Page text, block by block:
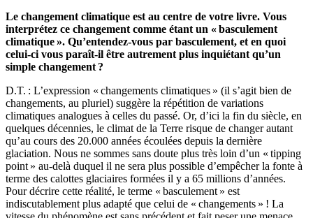
Le changement climatique est au centre de votre livre. Vous
interprétez ce changement comme étant un « basculement
climatique ». Qu’entendez-vous par basculement, et en quoi
celui-ci vous paraît-il être autrement plus inquiétant qu’un
simple changement ?
D.T. : L’expression « changements climatiques » (il s’agit bien de
changements, au pluriel) suggère la répétition de variations
climatiques analogues à celles du passé. Or, d’ici la fin du siècle, en
quelques décennies, le climat de la Terre risque de changer autant
qu’au cours des 20.000 années écoulées depuis la dernière
glaciation. Nous ne sommes sans doute plus très loin d’un « tipping
point » au-delà duquel il ne sera plus possible d’empêcher la fonte à
terme des calottes glaciaires formées il y a 65 millions d’années.
Pour décrire cette réalité, le terme « basculement » est
indiscutablement plus adapté que celui de « changements » ! La